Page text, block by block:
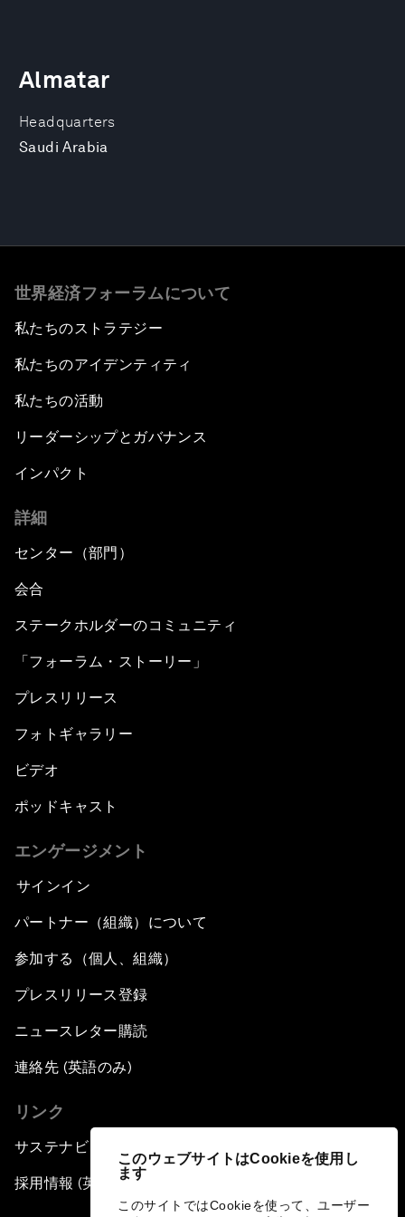
このウェブサイトはCookieを使用し
ます
このサイトではCookieを使って、ユーザー
Headquarters
Saudi Arabia
Almatar
世界経済フォーラムについて
私たちのストラテジー
私たちのアイデンティティ
私たちの活動
リーダーシップとガバナンス
インパクト
詳細
センター（部門）
会合
ステークホルダーのコミュニティ
「フォーラム・ストーリー」
プレスリリース
フォトギャラリー
ビデオ
ポッドキャスト
エンゲージメント
サインイン
パートナー（組織）について
参加する（個人、組織）
プレスリリース登録
ニュースレター購読
連絡先 (英語のみ)
リンク
サステナビリティへの取り組み
採用情報 (英語のみ)